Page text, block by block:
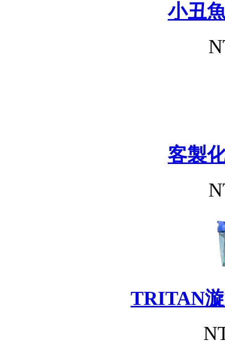
小丑
客製
TRITAN